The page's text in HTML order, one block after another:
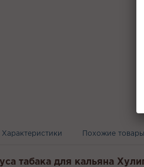
Характеристики Похожие товары
табака для кальяна